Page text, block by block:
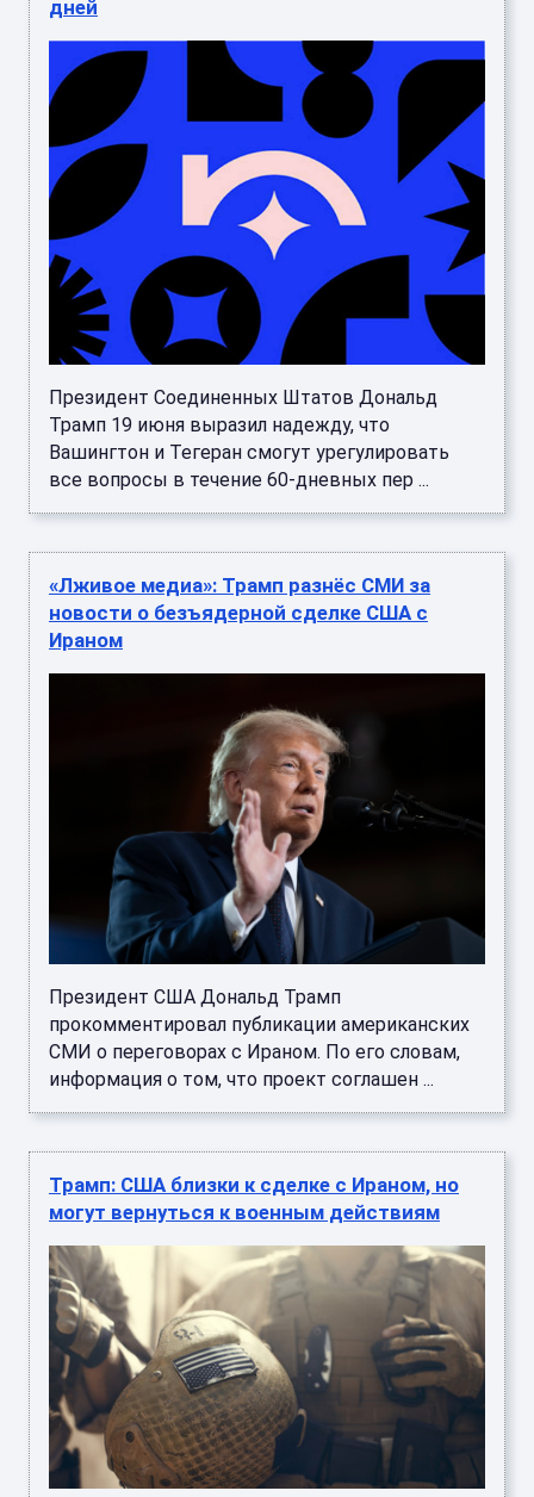
дней
Президент Соединенных Штатов Дональд
Трамп 19 июня выразил надежду, что
Вашингтон и Тегеран смогут урегулировать
все вопросы в течение 60-дневных пер ...
«Лживое медиа»: Трамп разнёс СМИ за
новости о безъядерной сделке США с
Ираном
Президент США Дональд Трамп
прокомментировал публикации американских
СМИ о переговорах с Ираном. По его словам,
информация о том, что проект соглашен ...
Трамп: США близки к сделке с Ираном, но
могут вернуться к военным действиям